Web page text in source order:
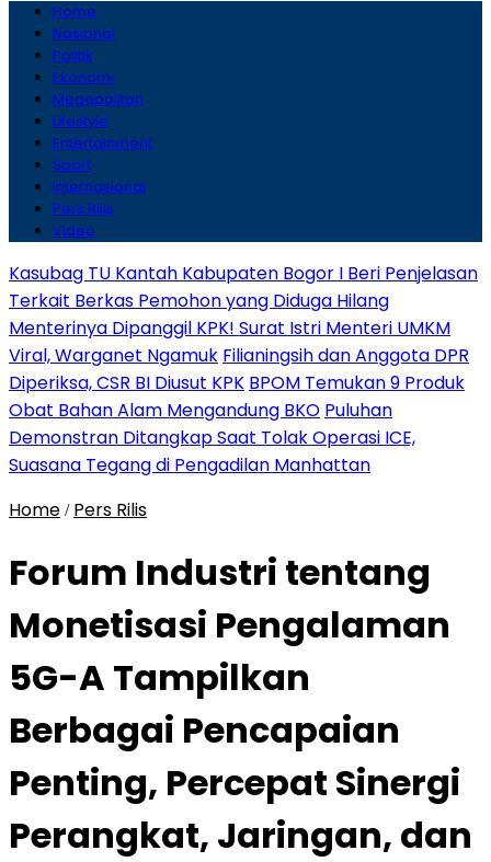
Home
Nasional
Politik
Ekonomi
Megapolitan
Lifestyle
Entertainment
Sport
Internasional
Pers Rilis
Video
Kasubag TU Kantah Kabupaten Bogor I Beri Penjelasan
Terkait Berkas Pemohon yang Diduga Hilang
Menterinya Dipanggil KPK! Surat Istri Menteri UMKM
Viral, Warganet Ngamuk Filianingsih dan Anggota DPR
Diperiksa, CSR BI Diusut KPK BPOM Temukan 9 Produk
Obat Bahan Alam Mengandung BKO Puluhan
Demonstran Ditangkap Saat Tolak Operasi ICE,
Suasana Tegang di Pengadilan Manhattan
Home / Pers Rilis
Forum Industri tentang
Monetisasi Pengalaman
5G-A Tampilkan
Berbagai Pencapaian
Penting, Percepat Sinergi
Perangkat, Jaringan, dan